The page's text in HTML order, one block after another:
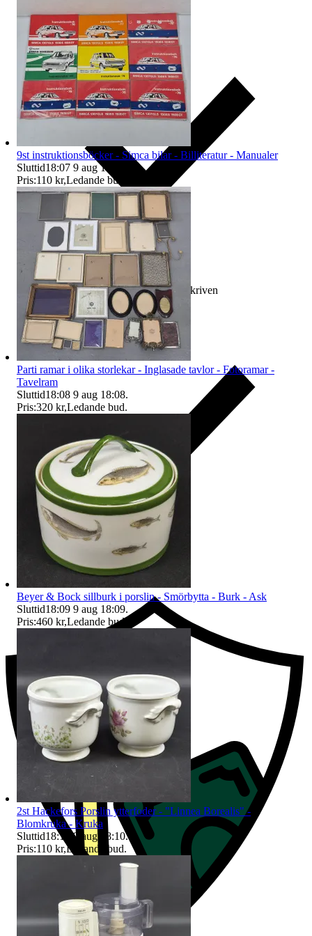
Ersättning om varan inte är som beskriven
Ersättning om du inte får din vara
9st instruktionsböcker - Simca bilar - Billiteratur - Manualer
Sluttid18:07 9 aug 18:07
Pris:110 kr,Ledande bud
Parti ramar i olika storlekar - Inglasade tavlor - Fotoramar -
Tavelram
Sluttid18:08 9 aug 18:08.
Pris:320 kr,Ledande bud.
Beyer & Bock sillburk i porslin - Smörbytta - Burk - Ask
Sluttid18:09 9 aug 18:09.
Pris:460 kr,Ledande bud.
2st Hackefors Porslin ytterfoder - "Linnea Borealis" -
Blomkruka - Kruka
Sluttid18:10 9 aug 18:10.
Pris:110 kr,Ledande bud.